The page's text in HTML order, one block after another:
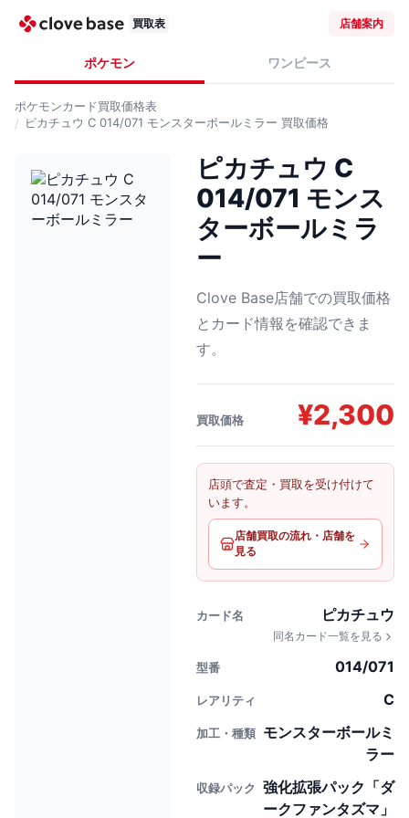
買取表 店舗案内
ポケモン ワンピース
ポケモンカード買取価格表
ピカチュウ C 014/071 モンスターボールミラー 買取価格
ピカチュウ C
014/071 モンス
ターボールミラ
ー
Clove Base店舗での買取価格
とカード情報を確認できま
す。
買取価格 ¥2,300
店頭で査定・買取を受け付けて
います。
店舗買取の流れ・店舗を
見る
カード名 ピカチュウ
同名カード一覧を見る
型番 014/071
レアリティ C
加工・種類 モンスターボールミ
ラー
収録パック
強化拡張パック「ダ
ークファンタズマ」